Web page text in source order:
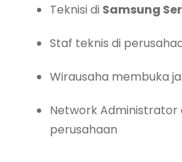
Teknisi di Samsung
Staf teknis di
Wirausaha membuka
Network Administrator
perusahaan